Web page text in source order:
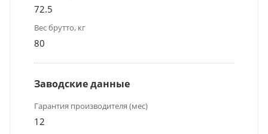
72.5
Вес брутто, кг
80
Заводские данные
Гарантия производителя (мес)
12